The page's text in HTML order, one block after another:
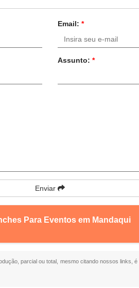
Email: *
Assunto: *
Enviar
Para Eventos em Mandaqui
parcial ou total, mesmo citando nossos links,